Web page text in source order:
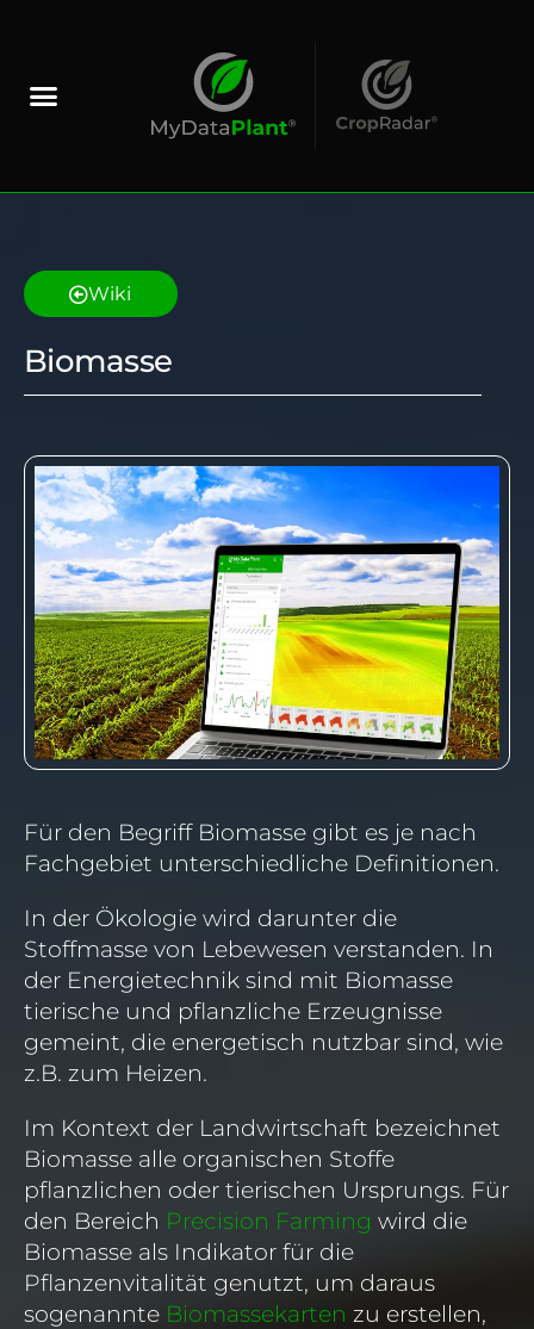
Wiki
Biomasse
Für den Begriff Biomasse gibt es je nach
Fachgebiet unterschiedliche Definitionen.
In der Ökologie wird darunter die
Stoffmasse von Lebewesen verstanden. In
der Energietechnik sind mit Biomasse
tierische und pflanzliche Erzeugnisse
gemeint, die energetisch nutzbar sind, wie
z.B. zum Heizen.
Im Kontext der Landwirtschaft bezeichnet
Biomasse alle organischen Stoffe
pflanzlichen oder tierischen Ursprungs. Für
den Bereich Precision Farming wird die
Biomasse als Indikator für die
Pflanzenvitalität genutzt, um daraus
sogenannte Biomassekarten zu erstellen,